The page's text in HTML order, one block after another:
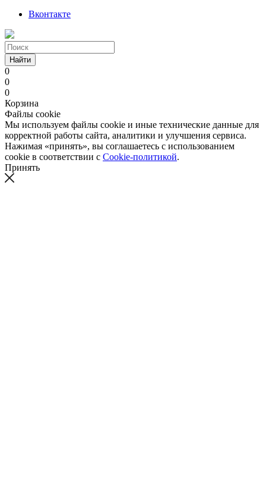
Вконтакте
Найти
0
0
0
Корзина
Файлы cookie
Мы используем файлы cookie и иные технические данные для
корректной работы сайта, аналитики и улучшения сервиса.
Нажимая «принять», вы соглашаетесь с использованием
cookie в соответствии с Cookie-политикой.
Принять